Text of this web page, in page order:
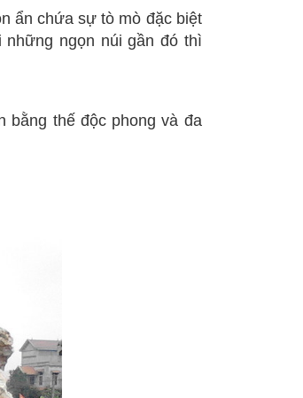
ẩn chứa sự tò mò đặc biệt
ngọn núi gần đó thì
thế độc phong và đa